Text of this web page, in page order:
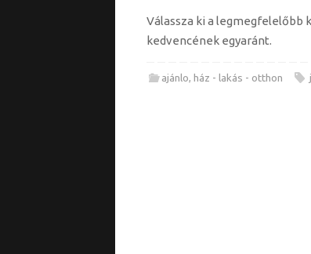
Válassza ki a legmegfelelőbb
kedvencének egyaránt.
ajánlo,ház - lakás - otthon